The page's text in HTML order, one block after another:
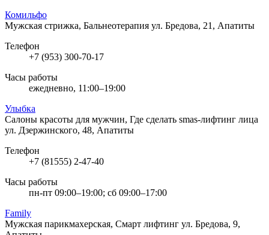
Комильфо
Мужская стрижка, Бальнеотерапия ул. Бредова, 21, Апатиты
Телефон
+7 (953) 300-70-17
Часы работы
ежедневно, 11:00–19:00
Улыбка
Салоны красоты для мужчин, Где сделать smas-лифтинг лица
ул. Дзержинского, 48, Апатиты
Телефон
+7 (81555) 2-47-40
Часы работы
пн-пт 09:00–19:00; сб 09:00–17:00
Family
Мужская парикмахерская, Cмарт лифтинг ул. Бредова, 9,